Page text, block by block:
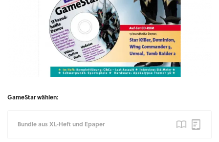
GameStar wählen:
Bundle aus XL-Heft und Epaper